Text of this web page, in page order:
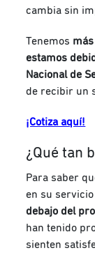
cambia sin
Tenemos
estamos
Nacional de
de recibir un
¡Cotiza aquí!
¿Qué tan
Para saber
en su
debajo del
han tenido
sienten